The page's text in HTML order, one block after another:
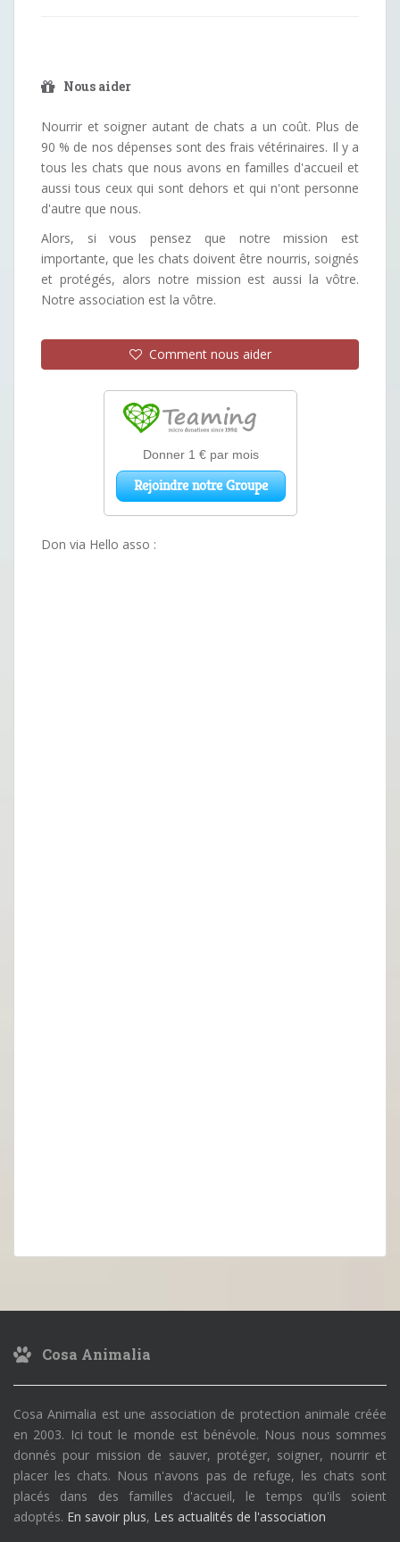
Nous aider
Nourrir et soigner autant de chats a un coût. Plus de
90 % de nos dépenses sont des frais vétérinaires. Il y a
tous les chats que nous avons en familles d'accueil et
aussi tous ceux qui sont dehors et qui n'ont personne
d'autre que nous.
Alors, si vous pensez que notre mission est
importante, que les chats doivent être nourris, soignés
et protégés, alors notre mission est aussi la vôtre.
Notre association est la vôtre.
Comment nous aider
Don via Hello asso :
Cosa Animalia
Cosa Animalia est une association de protection animale créée
en 2003. Ici tout le monde est bénévole. Nous nous sommes
donnés pour mission de sauver, protéger, soigner, nourrir et
placer les chats. Nous n'avons pas de refuge, les chats sont
placés dans des familles d'accueil, le temps qu'ils soient
adoptés. En savoir plus, Les actualités de l'association